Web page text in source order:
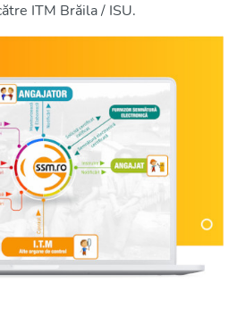
ITM Brăila / ISU.